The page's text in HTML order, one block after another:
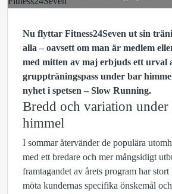
Nu flyttar Fitness24Seven ut sin
alla – oavsett om man är medlem
med mitten av maj erbjuds ett urval
gruppträningspass under bar
nyhet i spetsen – Slow Running.
Bredd och variation under
himmel
I sommar återvänder de populära
med ett bredare och mer mångsidigt
framtagandet av årets program har
möta kundernas specifika önskemål